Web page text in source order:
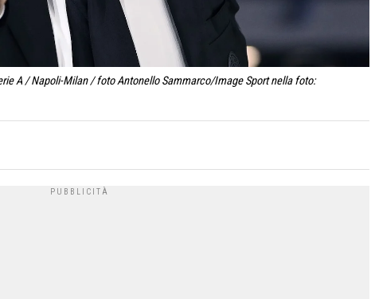
A / Napoli-Milan / foto Antonello Sammarco/Image Sport nella foto: